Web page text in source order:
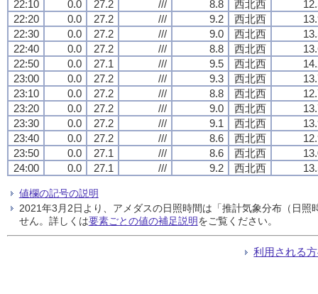
22:10
0.0 27.2 /// 8.8 西北西
22:20
0.0 27.2 /// 9.2 西北西
22:30
0.0 27.2 /// 9.0 西北西
22:40
0.0 27.2 /// 8.8 西北西
22:50
0.0 27.1 /// 9.5 西北西
23:00
0.0 27.2 /// 9.3 西北西
23:10
0.0 27.2 /// 8.8 西北西
23:20
0.0 27.2 /// 9.0 西北西
23:30
0.0 27.2 /// 9.1 西北西
23:40
0.0 27.2 /// 8.6 西北西
23:50
0.0 27.1 /// 8.6 西北西
24:00
0.0 27.1 /// 9.2 西北西
値欄の記号の説明
2021年3月2日より、アメダスの日照時間は「推計気象分布（日
せん。詳しくは要素ごとの値の補足説明をご覧ください。
利用される